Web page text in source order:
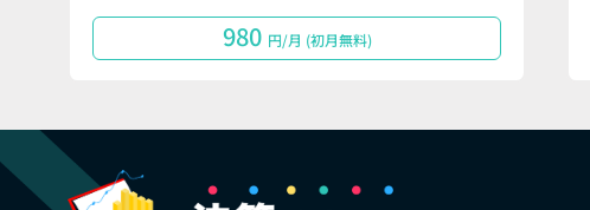
980 円/月 (初月無料)